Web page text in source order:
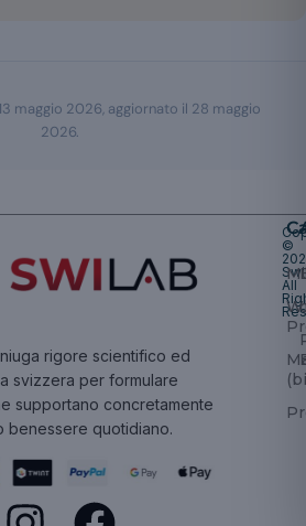
13 maggio 2026, aggiornato il 28 maggio
2026.
rigore scientifico ed
svizzera per formulare
supportano concretamente
benessere quotidiano.
©
All